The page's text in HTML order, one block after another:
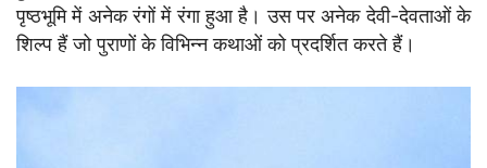
पृष्ठभूमि में अनेक रंगों में रंगा हुआ है। उस पर अनेक देवी-देवताओं के
शिल्प हैं जो पुराणों के विभिन्न कथाओं को प्रदर्शित करते हैं।